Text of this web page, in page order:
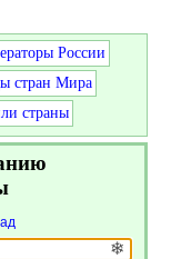
России
стран Мира
страны
❄